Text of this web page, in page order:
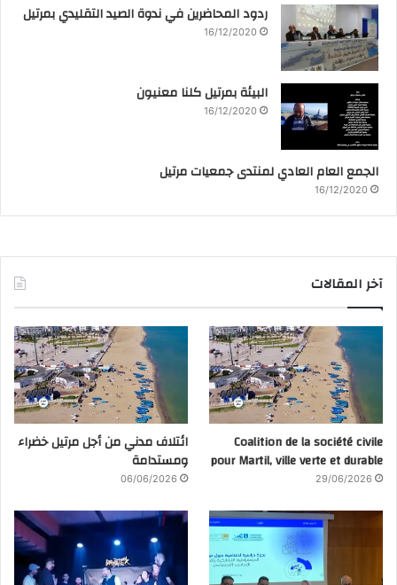
ردود المحاضرين في ندوة الصيد التقليدي بمرتيل
16/12/2020
البيئة بمرتيل كلنا معنيون
16/12/2020
الجمع العام العادي لمنتدى جمعيات مرتيل
16/12/2020
آخر المقالات
Coalition de la société civile
pour Martil, ville verte et durable
29/06/2026
ائتلاف مدني من أجل مرتيل خضراء
ومستدامة
06/06/2026